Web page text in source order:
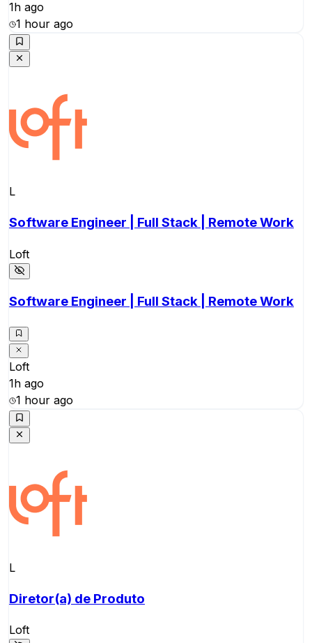
1h ago
1 hour ago
L
Software Engineer | Full Stack | Remote Work
Loft
Software Engineer | Full Stack | Remote Work
Loft
1h ago
1 hour ago
L
Diretor(a) de Produto
Loft